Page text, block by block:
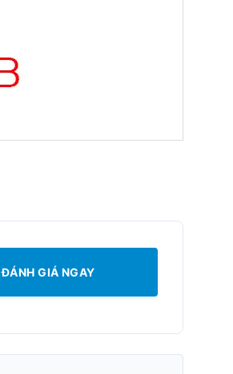
ĐÁNH GIÁ NGAY